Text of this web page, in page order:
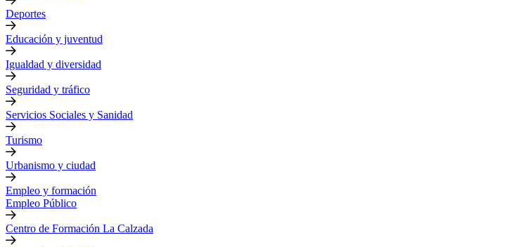
Deportes
Educación y juventud
Igualdad y diversidad
Seguridad y tráfico
Servicios Sociales y Sanidad
Turismo
Urbanismo y ciudad
Empleo y formación
Empleo Público
Centro de Formación La Calzada